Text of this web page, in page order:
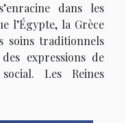
dans les
l’Égypte, la Grèce
soins traditionnels
expressions de
Les Reines